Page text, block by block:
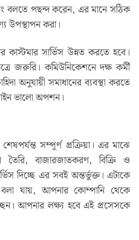
বলতে পছন্দ করেন, এর মানে সঠিক
উপস্থাপন করা।
কাস্টমার সার্ভিস উন্নত করতে হবে।
জরুরি। কমিউনিকেশনে দক্ষ কর্মী
অনুযায়ী সমাধানের ব্যবস্থা করতে
ভালো অপশন।
সম্পূর্ণ প্রক্রিয়া। এর মাঝে
বাজারজাতকরণ, বিক্রি ও
দিচ্ছে এর সবই অন্তর্ভুক্ত। এটাকে
বলা যায়, আপনার কোম্পানি থেকে
আপনার লক্ষ্য হবে এই প্রসেসকে